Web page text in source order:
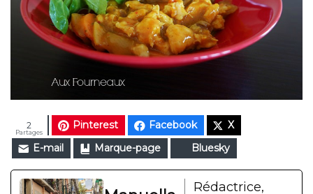
Pinterest Facebook
X
E-mail
Marque-page Bluesky
Partages
2
Rédactrice,